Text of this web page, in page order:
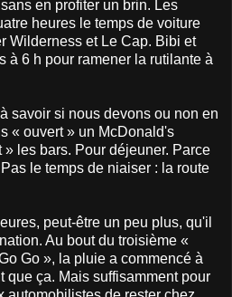
en profiter un brin. Les
heures le temps de voiture
Wilderness et Le Cap. Bibi et
à 6 h pour ramener la rutilante à
savoir si nous devons ou non en
« ouvert » un McDonald's
les bars. Pour déjeuner. Parce
le temps de niaiser : la route
peut-être un peu plus, qu'il
Au bout du troisième «
Go », la pluie a commencé à
que ça. Mais suffisamment pour